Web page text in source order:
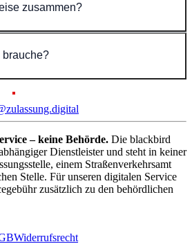
zusammen?
brauche?
– keine Behörde. Die blackbird
Dienstleister und steht in keiner
einem Straßenverkehrsamt
Stelle. Für unseren digitalen Service
zusätzlich zu den behördlichen
Widerrufsrecht